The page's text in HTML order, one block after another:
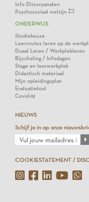
Info Diisocyanaten
Psychosociaal welzijn
ONDERWIJS
Studiekeuze
Leerroutes leren op de
Duaal Leren / Werkplekleren
Bijscholing / Infodagen
Stage en leerwerkplek
Didactisch materiaal
Mijn opleidingsplan
Evaluatietool
Covid-19
NIEUWS
Schijf je in op onze
COOKIESTATEMENT /